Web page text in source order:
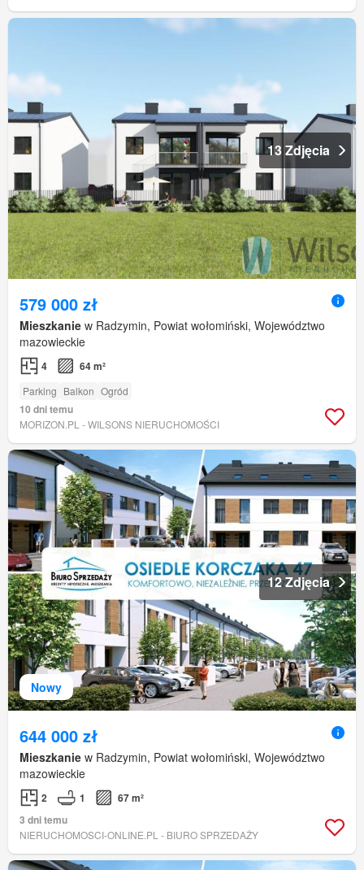
13 Zdjęcia
579 000 zł
Mieszkanie w Radzymin, Powiat wołomiński, Województwo
mazowieckie
4 64 m²
Parking Balkon Ogród
10 dni temu
MORIZON.PL - WILSONS NIERUCHOMOŚCI
Nowy
12 Zdjęcia
644 000 zł
Mieszkanie w Radzymin, Powiat wołomiński, Województwo
mazowieckie
2 1
67 m²
3 dni temu
NIERUCHOMOSCI-ONLINE.PL - BIURO SPRZEDAŻY